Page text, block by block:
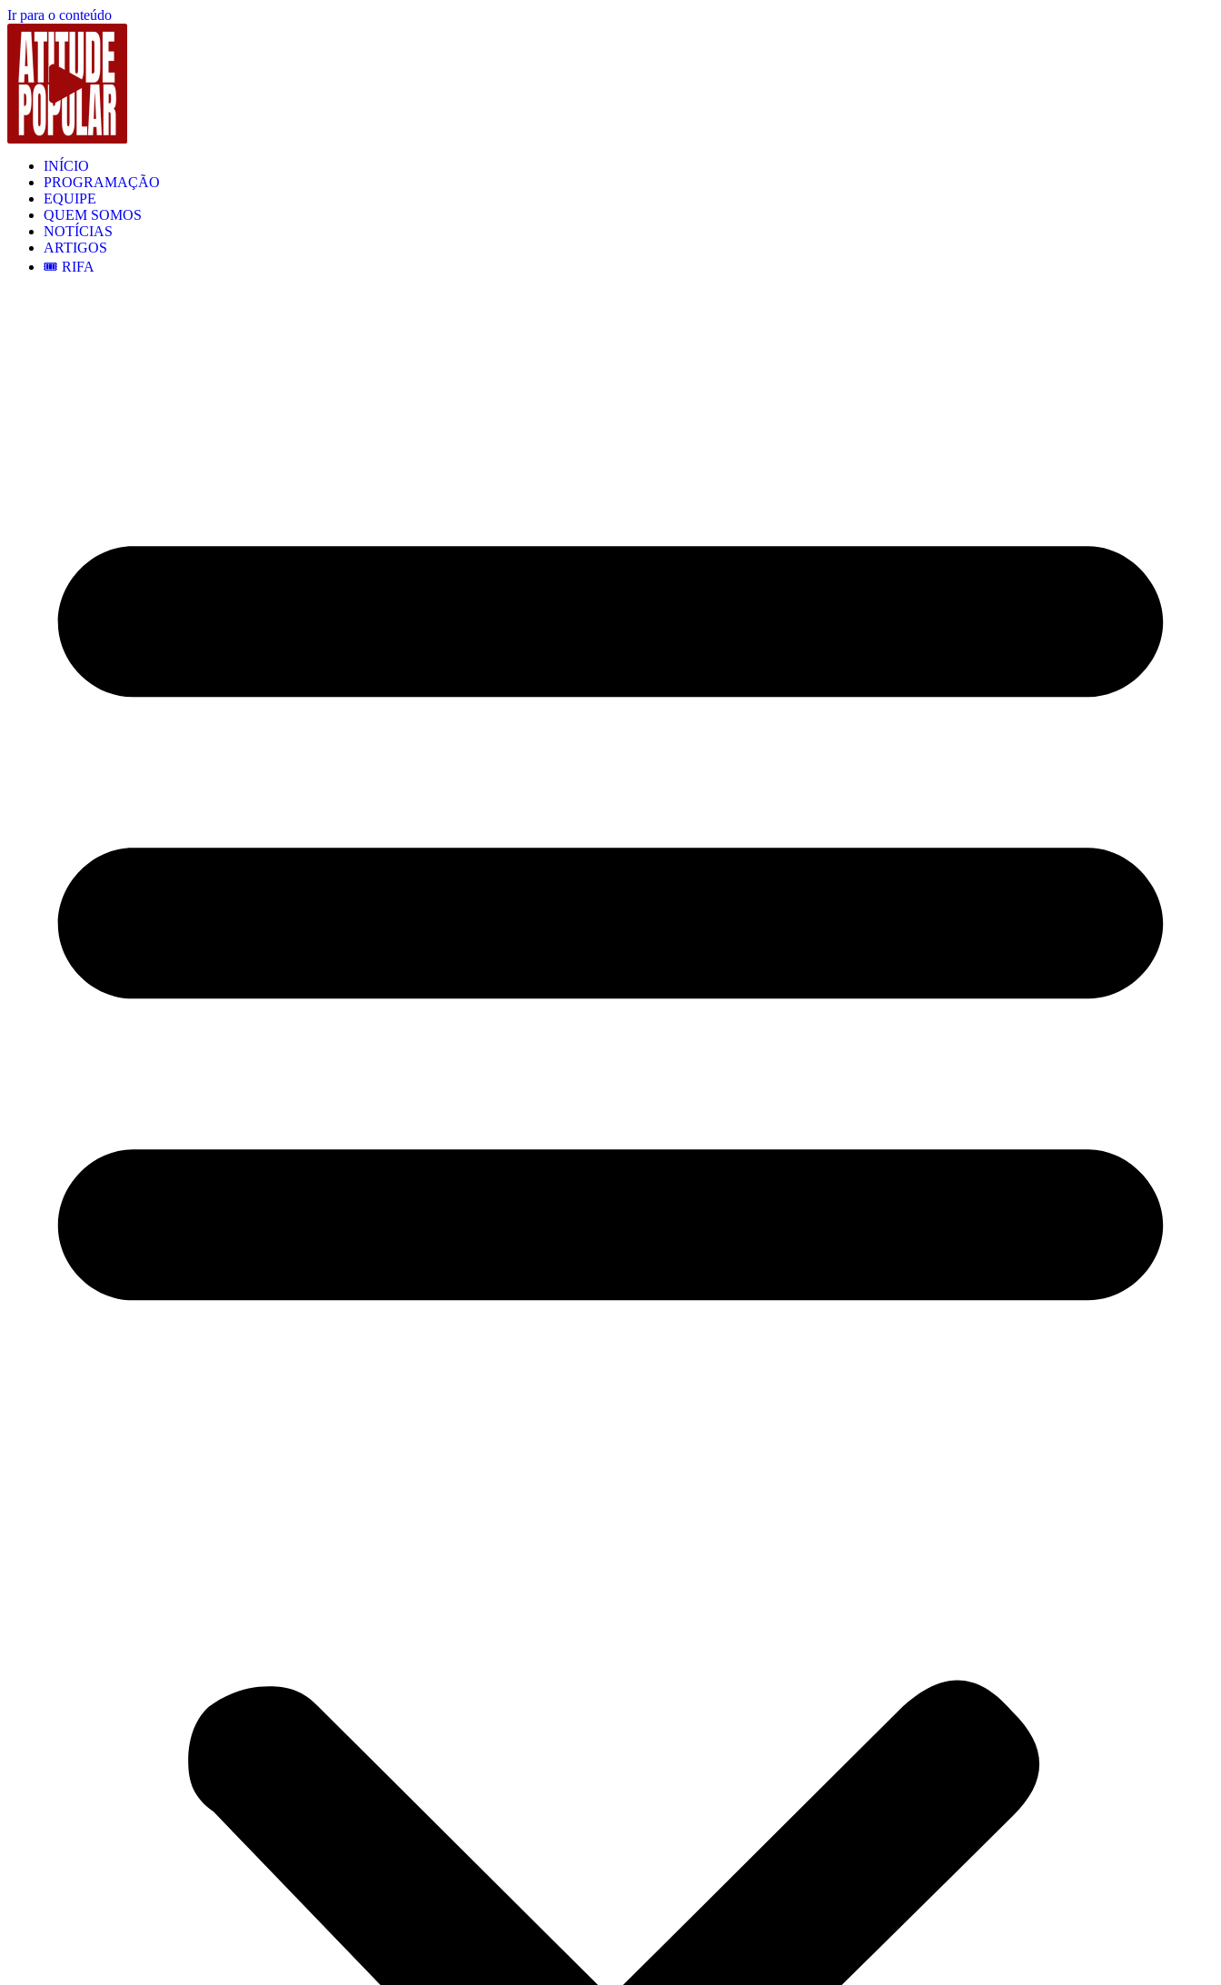
Ir para o conteúdo
INÍCIO
PROGRAMAÇÃO
EQUIPE
QUEM SOMOS
NOTÍCIAS
ARTIGOS
🎟️ RIFA